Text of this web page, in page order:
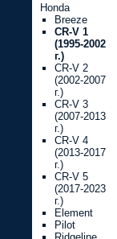
Honda
Breeze
CR-V 1
(1995-2002
г.)
CR-V 2
(2002-2007
г.)
CR-V 3
(2007-2013
г.)
CR-V 4
(2013-2017
г.)
CR-V 5
(2017-2023
г.)
Element
Pilot